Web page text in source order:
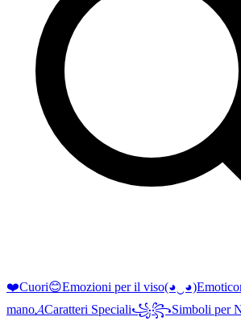
❤️Cuori😊Emozioni per il viso(◕‿◕)
mano𝓐Caratteri Speciali꧁꧂Simboli per